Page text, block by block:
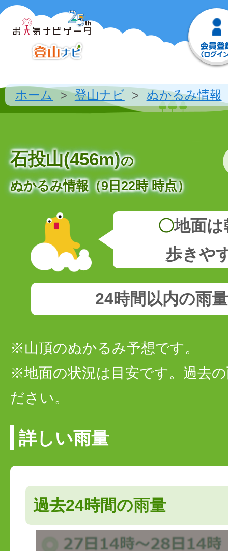
ホーム 登山ナビ ぬかるみ情報
石投山(456m)の
ぬかるみ情報（9日22時 時点）
〇地面
歩きや
24時間以内の雨
※山頂のぬかるみ予想です。
※地面の状況は目安です。過去
ださい。
詳しい雨量
過去24時間の雨量